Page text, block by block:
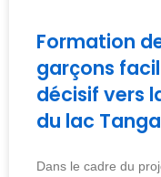
Formation
garçons
décisif vers
du lac
Dans le cadre du